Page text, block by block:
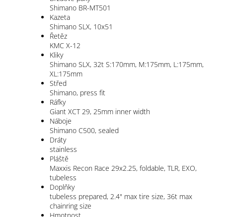
Shimano BR-MT501
Kazeta
Shimano SLX, 10x51
Řetěz
KMC X-12
Kliky
Shimano SLX, 32t S:170mm, M:175mm, L:175mm,
XL:175mm
Střed
Shimano, press fit
Ráfky
Giant XCT 29, 25mm inner width
Náboje
Shimano C500, sealed
Dráty
stainless
Pláště
Maxxis Recon Race 29x2.25, foldable, TLR, EXO,
tubeless
Doplňky
tubeless prepared, 2.4" max tire size, 36t max
chainring size